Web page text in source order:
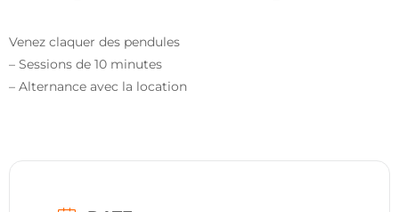
réserver ma séance
Venez claquer des pendules
– Sessions de 10 minutes
– Alternance avec la location